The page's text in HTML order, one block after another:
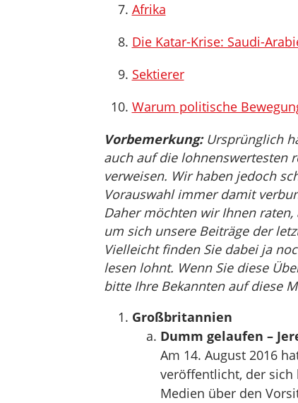
Afrika
Die Katar-Krise: Saudi-
Sektierer
Warum politische
Vorbemerkung:Ursprünglich
auch auf die lohnenswertesten
verweisen. Wir haben jedoch
Vorauswahl immer damit
Daher möchten wir Ihnen
um sich unsere Beiträge der
Vielleicht finden Sie dabei ja
lesen lohnt. Wenn Sie diese
bitte Ihre Bekannten auf diese
Großbritannien
Dumm gelaufen –
Am 14. August 2016
veröffentlicht, der
Medien über den